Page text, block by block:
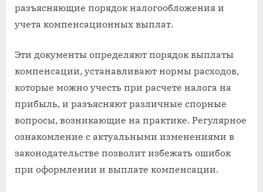
разъясняющие порядок налогообложения и
учета компенсационных выплат.
Эти документы определяют порядок выплаты
компенсации, устанавливают нормы расходов,
которые можно учесть при расчете налога на
прибыль, и разъясняют различные спорные
вопросы, возникающие на практике. Регулярное
ознакомление с актуальными изменениями в
законодательстве позволит избежать ошибок
при оформлении и выплате компенсации.